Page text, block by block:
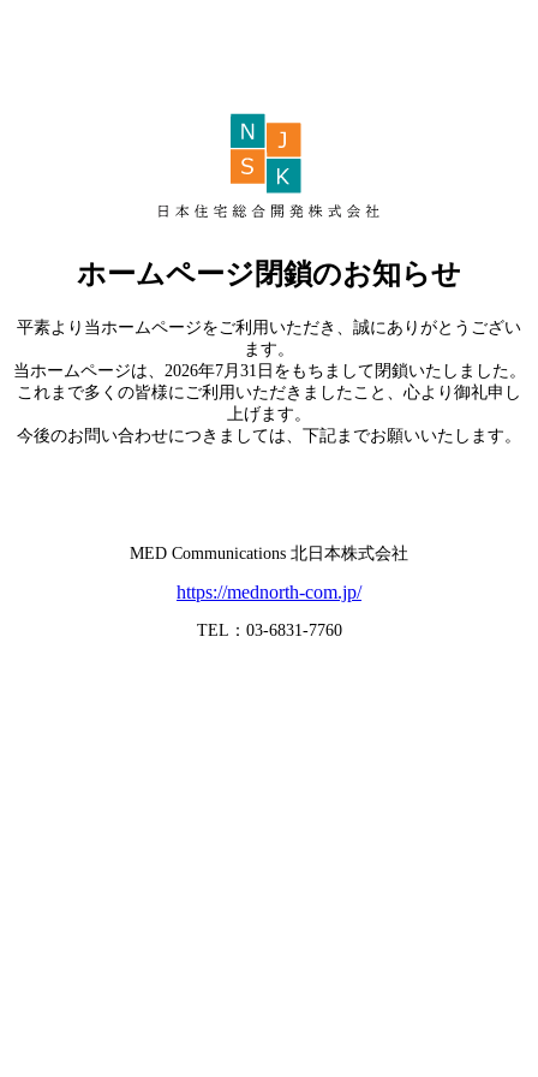
ホームページ閉鎖のお知らせ
平素より当ホームページをご利用いただき、誠にありがとうござい
ます。
当ホームページは、2026年7月31日をもちまして閉鎖いたしました。
これまで多くの皆様にご利用いただきましたこと、心より御礼申し
上げます。
今後のお問い合わせにつきましては、下記までお願いいたします。
MED Communications 北日本株式会社
https://mednorth-com.jp/
TEL：03-6831-7760